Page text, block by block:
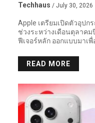
Techhaus / July 30, 2026
Apple เตรียมเปิดตัวอุปก
ช่วงระหว่างเดือนตุลาค
ฟีเจอร์หลัก ออกแบบมาเ
READ MORE